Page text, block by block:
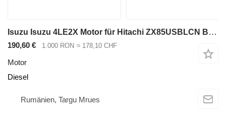
Isuzu Isuzu 4LE2X Motor für Hitachi ZX85USBLCN Bagger, 3 Sekunden für Hitachi ZX85USB 3 ZX85US 3 ZX80 ZX75 Bagger
190,60 € 1.000 RON ≈ 178,10 CHF
Motor
Diesel
Rumänien, Targu Mrues